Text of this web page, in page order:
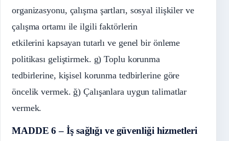
organizasyonu, çalışma şartları, sosyal ilişkiler ve
çalışma ortamı ile ilgili faktörlerin
etkilerini kapsayan tutarlı ve genel bir önleme
politikası geliştirmek. g) Toplu korunma
tedbirlerine, kişisel korunma tedbirlerine göre
öncelik vermek. ğ) Çalışanlara uygun talimatlar
vermek.
MADDE 6 – İş sağlığı ve güvenliği hizmetleri